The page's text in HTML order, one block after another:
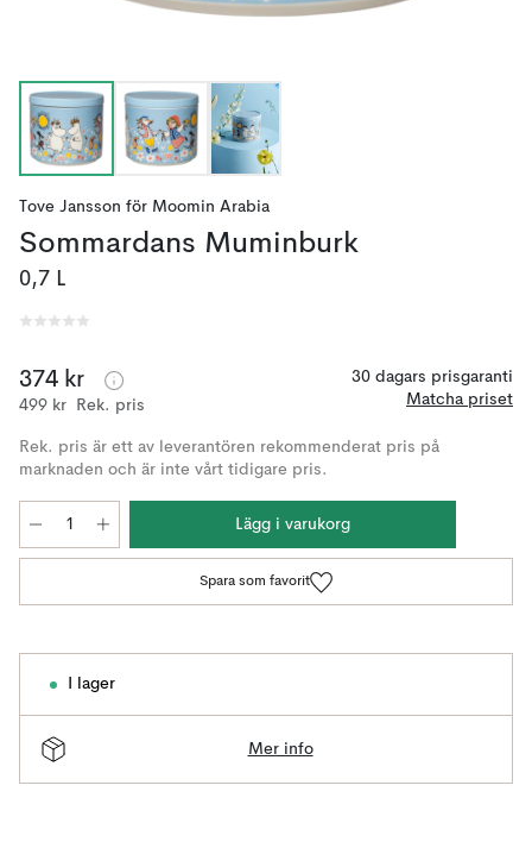
Tove Jansson för Moomin Arabia
Sommardans Muminburk
0,7 L
374 kr
499 kr Rek. pris
30 dagars prisgaranti
Matcha priset
Rek. pris är ett av leverantören rekommenderat pris på
marknaden och är inte vårt tidigare pris.
Lägg i varukorg
Spara som favorit
I lager
Mer info